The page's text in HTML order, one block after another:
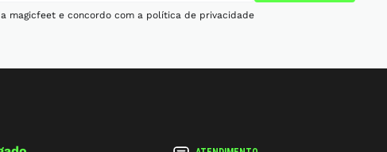
magicfeet e concordo com a política de privacidade